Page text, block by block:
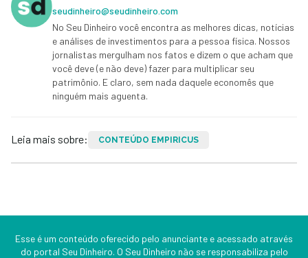
seudinheiro@seudinheiro.com
No Seu Dinheiro você encontra as melhores dicas, notícias
e análises de investimentos para a pessoa física. Nossos
jornalistas mergulham nos fatos e dizem o que acham que
você deve (e não deve) fazer para multiplicar seu
patrimônio. E claro, sem nada daquele economês que
ninguém mais aguenta.
Leia mais sobre: CONTEÚDO EMPIRICUS
Esse é um conteúdo oferecido pelo anunciante e acessado através
do portal Seu Dinheiro. O Seu Dinheiro não se responsabiliza pelo